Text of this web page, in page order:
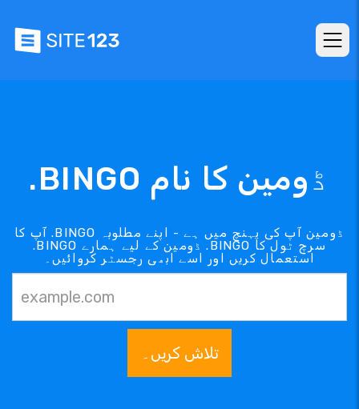
.BINGO ڈومین کا نام
آپ کا .BINGO ڈومین آپ کی پہنچ میں ہے - اپنے مطلوبہ
.BINGO ڈومین کے لیے ہمارے .BINGO سرچ ٹول کا
استعمال کریں اور اسے ابھی رجسٹر کروائیں۔
تلاش کریں۔